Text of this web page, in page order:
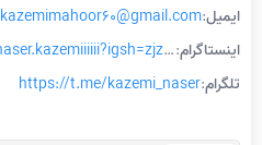
ایمیل:
kazemimahoor60@gmail.com
اینستاگرام:
https://www.instagram.com/naser.kazemiiiiii?igsh=zjzranj2c244cjft
تلگرام:
https://t.me/kazemi_naser